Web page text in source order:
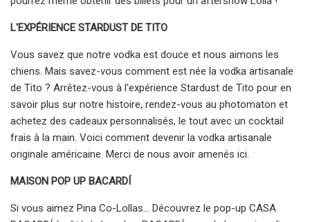
L'EXPÉRIENCE STARDUST DE TITO
Vous savez que notre vodka est douce et nous aimons les
chiens. Mais savez-vous comment est née la vodka artisanale
de Tito ? Arrêtez-vous à l'expérience Stardust de Tito pour en
savoir plus sur notre histoire, rendez-vous au photomaton et
achetez des cadeaux personnalisés, le tout avec un cocktail
frais à la main. Voici comment devenir la vodka artisanale
originale américaine. Merci de nous avoir amenés ici.
MAISON POP UP BACARDÍ
Si vous aimez Pina Co-Lollas… Découvrez le pop-up CASA